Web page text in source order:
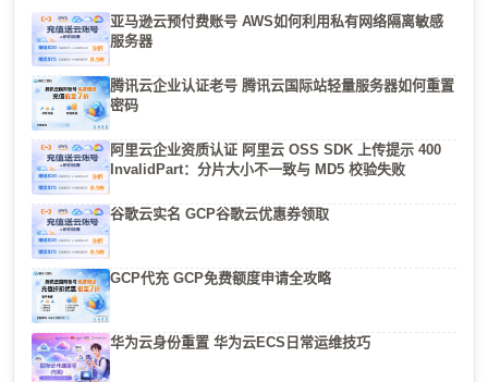
亚马逊云预付费账号 AWS如何利用私有网络隔离敏感
服务器
腾讯云企业认证老号 腾讯云国际站轻量服务器如何重置
密码
阿里云企业资质认证 阿里云 OSS SDK 上传提示 400
InvalidPart：分片大小不一致与 MD5 校验失败
谷歌云实名 GCP谷歌云优惠券领取
GCP代充 GCP免费额度申请全攻略
华为云身份重置 华为云ECS日常运维技巧